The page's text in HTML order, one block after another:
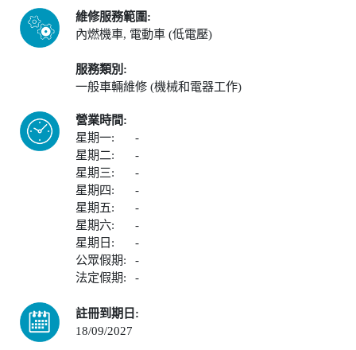
維修服務範圍:
內燃機車, 電動車 (低電壓)
服務類別:
一般車輛維修 (機械和電器工作)
營業時間:
星期一:
-
星期二:
-
星期三:
-
星期四:
-
星期五:
-
星期六:
-
星期日:
-
公眾假期:
-
法定假期:
-
註冊到期日:
18/09/2027